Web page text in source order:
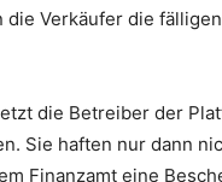
die Verkäufer die
die Betreiber der
Sie haften nur dann
Finanzamt eine